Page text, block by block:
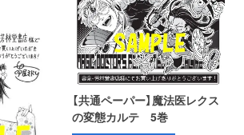
【共通ペーパー】魔法医レクス
の変態カルテ 5巻